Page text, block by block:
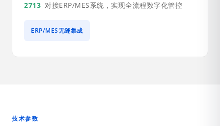
对接ERP/MES系统，实现全流程数字化管控
ERP/MES无缝集成
技术参数